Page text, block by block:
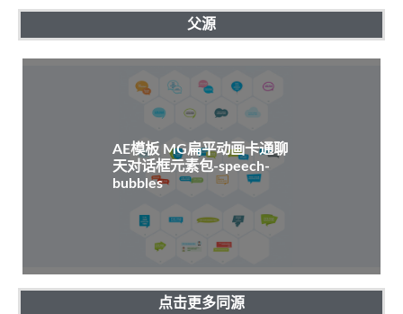
父源
AE模板 MG扁平动画卡通聊
天对话框元素包-speech-
bubbles
点击更多同源